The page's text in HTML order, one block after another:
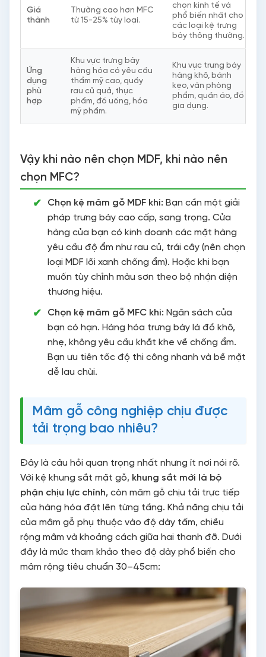
Giá
thành
Thường cao hơn MFC
từ 15-25% tùy loại.
chọn kinh tế và
phổ biến nhất cho
các loại kệ trưng
bày thông thường.
Ứng
dụng
phù
hợp
Khu vực trưng bày
hàng hóa có yêu cầu
thẩm mỹ cao, quầy
rau củ quả, thực
phẩm, đồ uống, hóa
mỹ phẩm.
Khu vực trưng bày
hàng khô, bánh
kẹo, văn phòng
phẩm, quần áo, đồ
gia dụng.
Vậy khi nào nên chọn MDF, khi nào nên
chọn MFC?
Chọn kệ mâm gỗ MDF khi: Bạn cần một giải
pháp trưng bày cao cấp, sang trọng. Cửa
hàng của bạn có kinh doanh các mặt hàng
yêu cầu độ ẩm như rau củ, trái cây (nên chọn
loại MDF lõi xanh chống ẩm). Hoặc khi bạn
muốn tùy chỉnh màu sơn theo bộ nhận diện
thương hiệu.
Chọn kệ mâm gỗ MFC khi: Ngân sách của
bạn có hạn. Hàng hóa trưng bày là đồ khô,
nhẹ, không yêu cầu khắt khe về chống ẩm.
Bạn ưu tiên tốc độ thi công nhanh và bề mặt
dễ lau chùi.
Mâm gỗ công nghiệp chịu được
tải trọng bao nhiêu?
Đây là câu hỏi quan trọng nhất nhưng ít nơi nói rõ.
Với kệ khung sắt mặt gỗ, khung sắt mới là bộ
phận chịu lực chính, còn mâm gỗ chịu tải trực tiếp
của hàng hóa đặt lên từng tầng. Khả năng chịu tải
của mâm gỗ phụ thuộc vào độ dày tấm, chiều
rộng mâm và khoảng cách giữa hai thanh đỡ. Dưới
đây là mức tham khảo theo độ dày phổ biến cho
mâm rộng tiêu chuẩn 30–45cm: